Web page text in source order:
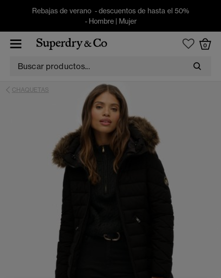
Rebajas de verano - descuentos de hasta el 50%
- Hombre| Mujer
0
CHAQUETAS